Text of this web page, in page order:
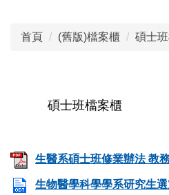
首頁 (舊版)檔案櫃 碩士
碩士班檔案櫃
生醫系碩士班修業辦法 教
生物醫學科學學系研究生